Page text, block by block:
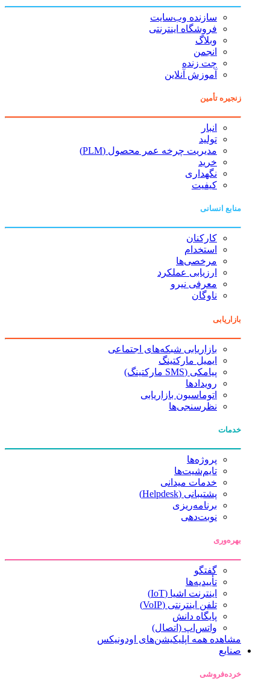
سازنده وب‌سایت
فروشگاه اینترنتی
وبلاگ
انجمن
چت زنده
آموزش آنلاین
زنجیره تأمین
انبار
تولید
مدیریت چرخه عمر محصول (PLM)
خرید
نگهداری
کیفیت
منابع انسانی
کارکنان
استخدام
مرخصی‌ها
ارزیابی عملکرد
معرفی نیرو
ناوگان
بازاریابی
بازاریابی شبکه‌های اجتماعی
ایمیل مارکتینگ
پیامکی (SMS مارکتینگ)
رویدادها
اتوماسیون بازاریابی
نظرسنجی‌ها
خدمات
پروژه‌ها
تایم‌شیت‌ها
خدمات میدانی
پشتیبانی (Helpdesk)
برنامه‌ریزی
نوبت‌دهی
بهره‌وری
گفتگو
تأییدیه‌ها
اینترنت اشیا (IoT)
تلفن اینترنتی (VoIP)
پایگاه دانش
واتس‌اپ (اتصال)
مشاهده همه اپلیکیشن‌های اودونیکس
صنایع
خرده‌فروشی